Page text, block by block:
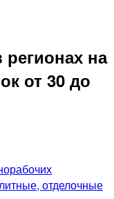
на
от 30 до
отделочные